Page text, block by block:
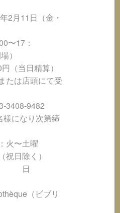
2月11日（金・
17：
）
（当日精算）
たは店頭にて受
9482
なり次第締
火〜土曜
祝日除く）
（ビブリ